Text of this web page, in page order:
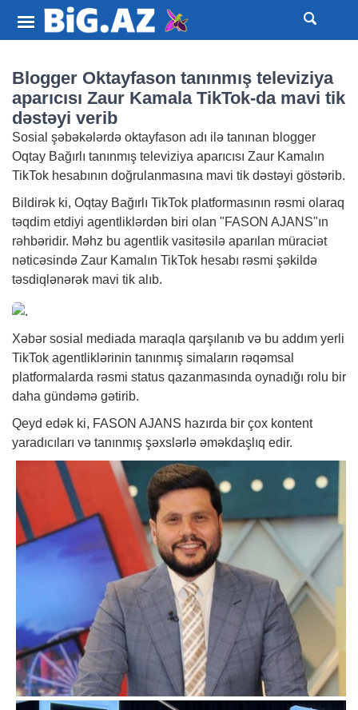
Blogger Oktayfason tanınmış televiziya
aparıcısı Zaur Kamala TikTok-da mavi tik
dəstəyi verib
Sosial şəbəkələrdə oktayfason adı ilə tanınan blogger
Oqtay Bağırlı tanınmış televiziya aparıcısı Zaur Kamalın
TikTok hesabının doğrulanmasına mavi tik dəstəyi göstərib.
Bildirək ki, Oqtay Bağırlı TikTok platformasının rəsmi olaraq
təqdim etdiyi agentliklərdən biri olan "FASON AJANS"ın
rəhbəridir. Məhz bu agentlik vasitəsilə aparılan müraciət
nəticəsində Zaur Kamalın TikTok hesabı rəsmi şəkildə
təsdiqlənərək mavi tik alıb.
Xəbər sosial mediada maraqla qarşılanıb və bu addım yerli
TikTok agentliklərinin tanınmış simaların rəqəmsal
platformalarda rəsmi status qazanmasında oynadığı rolu bir
daha gündəmə gətirib.
Qeyd edək ki, FASON AJANS hazırda bir çox kontent
yaradıcıları və tanınmış şəxslərlə əməkdaşlıq edir.